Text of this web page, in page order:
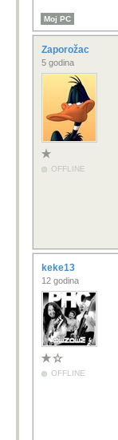
Moj PC
Zaporožac
5 godina
OFFLINE
keke13
12 godina
OFFLINE